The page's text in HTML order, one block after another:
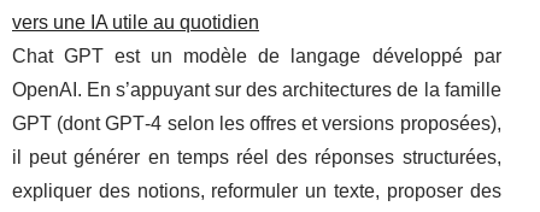
vers une IA utile au quotidien
Chat GPT est un modèle de langage développé par
OpenAI. En s’appuyant sur des architectures de la famille
GPT (dont GPT‑4 selon les offres et versions proposées),
il peut générer en temps réel des réponses structurées,
expliquer des notions, reformuler un texte, proposer des